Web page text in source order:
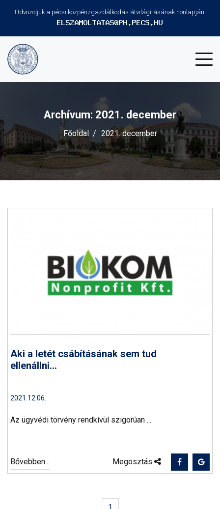
Üdvözöljük a pécsi közpénzgazdálkodás átvilágításának honlapján!
Archívum: 2021. december
Főoldal 2021. december
Aki a letét csábításának sem tud
ellenállni...
2021.12.06.
Az ügyvédi törvény rendkívül szigorúan ...
Bővebben... Megosztás